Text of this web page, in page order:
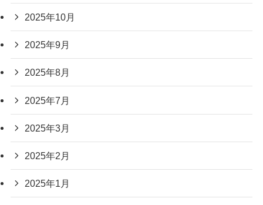
2025年10月
2025年9月
2025年8月
2025年7月
2025年3月
2025年2月
2025年1月